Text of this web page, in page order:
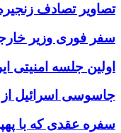
تصاویر تصادف زنجیره‌ای ۱۲ خودرو در
سفر فوری وزیر
اولین جلسه امنیتی
جاسوسی اسرائیل
سفره عقدی که با